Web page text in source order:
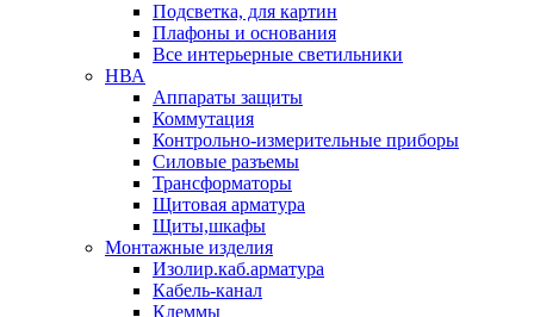
Подсветка, для картин
Плафоны и основания
Все интерьерные светильники
НВА
Аппараты защиты
Коммутация
Контрольно-измерительные приборы
Силовые разъемы
Трансформаторы
Щитовая арматура
Щиты,шкафы
Монтажные изделия
Изолир.каб.арматура
Кабель-канал
Клеммы